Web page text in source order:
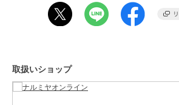
【裏地】なし
【ポケット】あり
黒：モデル身長：157cm 着用サイズ：L(160cm)
取扱いショップ